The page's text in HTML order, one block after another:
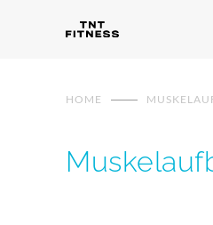
HOME